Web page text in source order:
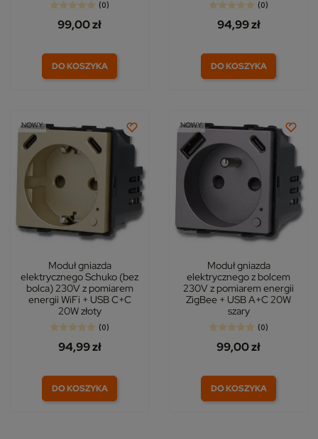
(0)
99,00 zł
DO KOSZYKA
(0)
94,99 zł
DO KOSZYKA
NOWY
Moduł gniazda
elektrycznego Schuko (bez
bolca) 230V z pomiarem
energii WiFi + USB C+C
20W złoty
(0)
94,99 zł
DO KOSZYKA
NOWY
Moduł gniazda
elektrycznego z bolcem
230V z pomiarem energii
ZigBee + USB A+C 20W
szary
(0)
99,00 zł
DO KOSZYKA